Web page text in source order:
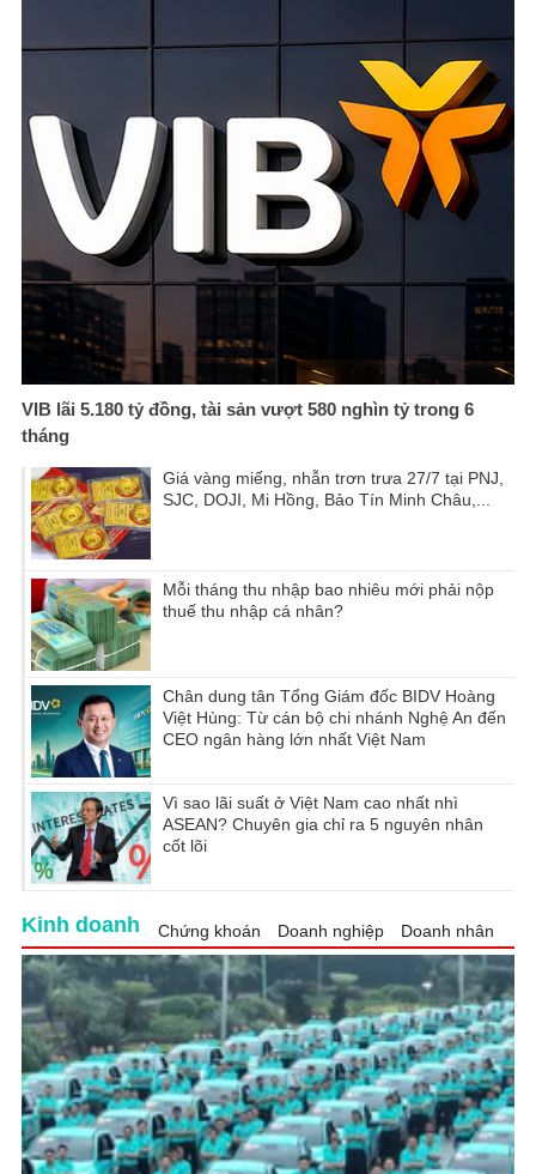
VIB lãi 5.180 tỷ đồng, tài sản vượt 580 nghìn tỷ trong 6
tháng
Giá vàng miếng, nhẫn trơn trưa 27/7 tại PNJ,
SJC, DOJI, Mi Hồng, Bảo Tín Minh Châu,...
Mỗi tháng thu nhập bao nhiêu mới phải nộp
thuế thu nhập cá nhân?
Chân dung tân Tổng Giám đốc BIDV Hoàng
Việt Hùng: Từ cán bộ chi nhánh Nghệ An đến
CEO ngân hàng lớn nhất Việt Nam
Vì sao lãi suất ở Việt Nam cao nhất nhì
ASEAN? Chuyên gia chỉ ra 5 nguyên nhân
cốt lõi
Kinh doanh Chứng khoán Doanh nghiệp Doanh nhân